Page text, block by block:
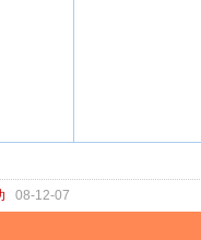
08-12-07